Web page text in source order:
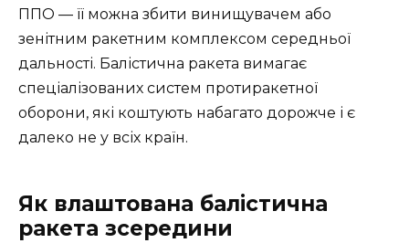
ППО — її можна збити винищувачем або
зенітним ракетним комплексом середньої
дальності. Балістична ракета вимагає
спеціалізованих систем протиракетної
оборони, які коштують набагато дорожче і є
далеко не у всіх країн.
Як влаштована балістична
ракета зсередини